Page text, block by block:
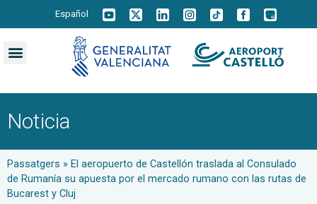
Español
Noticia
Passatgers » El aeropuerto de Castellón traslada al Consulado
de Rumanía su apuesta por el mercado rumano con las rutas de
Bucarest y Cluj